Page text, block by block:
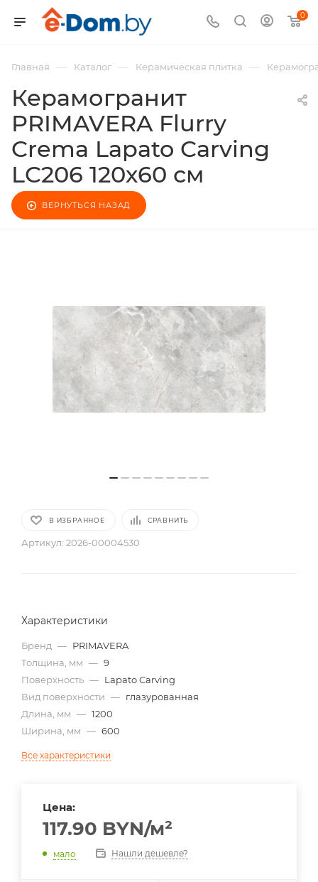
0
Главная — Каталог — Керамическая плитка —
Керамогранит
PRIMAVERA Flurry
Crema Lapato Carving
LC206 120х60 см
ВЕРНУТЬСЯ НАЗАД
В ИЗБРАННОЕ СРАВНИТЬ
Артикул: 2026-00004530
Характеристики
Бренд — PRIMAVERA
Толщина, мм — 9
Поверхность — Lapato Carving
Вид поверхности — глазурованная
Длина, мм — 1200
Ширина, мм — 600
Все характеристики
Цена:
117.90 BYN/м²
мало Нашли дешевле?